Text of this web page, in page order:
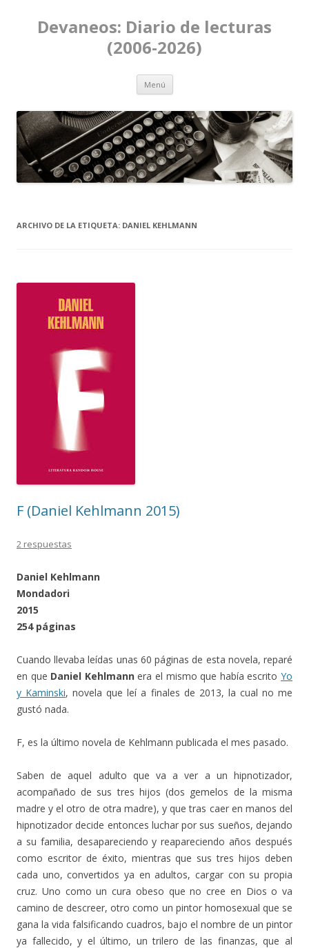
Devaneos: Diario de lecturas
(2006-2026)
Menú Ir al contenido
ARCHIVO DE LA ETIQUETA: DANIEL KEHLMANN
F (Daniel Kehlmann 2015)
2 respuestas
Daniel Kehlmann
Mondadori
2015
254 páginas
Cuando llevaba leídas unas 60 páginas de esta novela, reparé
en que Daniel Kehlmannera el mismo que había escritoYo
y Kaminski, novela que leí a finales de 2013, la cual no me
gustó nada.
F, es la último novela de Kehlmann publicada el mes pasado.
Saben de aquel adulto que va a ver a un hipnotizador,
acompañado de sus tres hijos (dos gemelos de la misma
madre y el otro de otra madre), y que tras caer en manos del
hipnotizador decide entonces luchar por sus sueños, dejando
a su familia, desapareciendo y reapareciendo años después
como escritor de éxito, mientras que sus tres hijos deben
cada uno, convertidos ya en adultos, cargar con su propia
cruz. Uno como un cura obeso que no cree en Dios o va
camino de descreer, otro como un pintor homosexual que se
gana la vida falsificando cuadros, bajo el nombre de un pintor
ya fallecido, y el último, un trilero de las finanzas, que al